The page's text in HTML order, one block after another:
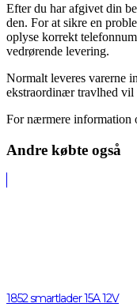
Efter du har afgivet din
den. For at sikre en
oplyse korrekt
vedrørende levering.
Normalt leveres varerne
ekstraordinær travlhed
For nærmere information
Andre købte også
1852 smartlader 15A 12V